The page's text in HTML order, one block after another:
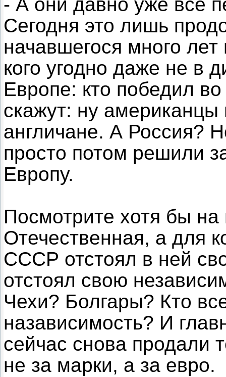
- А они давно уже все
Сегодня это лишь
начавшегося много
кого угодно даже не в
Европе: кто победил
скажут: ну
англичане. А Россия?
просто потом решили
Европу.
Посмотрите хотя бы
Отечественная, а для
СССР отстоял в ней
отстоял свою
Чехи? Болгары? Кто
назависимость? И
сейчас снова продали
не за марки, а за евро.